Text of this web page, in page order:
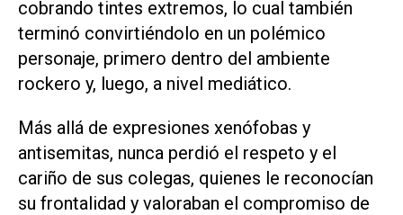
cobrando tintes extremos, lo cual también
terminó convirtiéndolo en un polémico
personaje, primero dentro del ambiente
rockero y, luego, a nivel mediático.
Más allá de expresiones xenófobas y
antisemitas, nunca perdió el respeto y el
cariño de sus colegas, quienes le reconocían
su frontalidad y valoraban el compromiso de